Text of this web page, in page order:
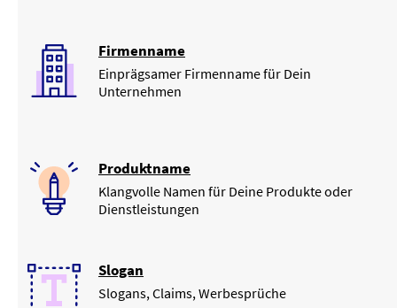
Firmenname
Einprägsamer Firmenname für Dein
Unternehmen
Produktname
Klangvolle Namen für Deine Produkte oder
Dienstleistungen
Slogan
Slogans, Claims, Werbesprüche